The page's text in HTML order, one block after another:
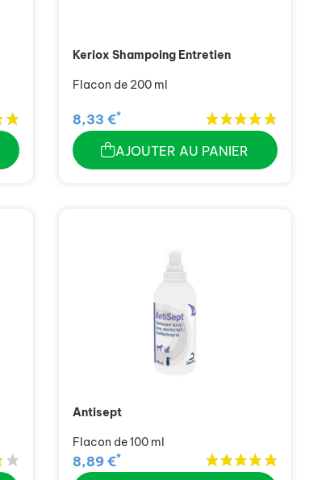
Keriox Shampoing Entretien
Flacon de 200 ml
8,33 €*
AJOUTER AU PANIER
Antisept
Flacon de 100 ml
8,89 €*